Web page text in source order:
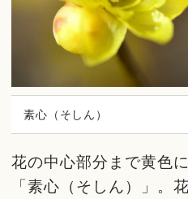
素心（そしん）
花の中心部分まで黄色
「素心（そしん）」。